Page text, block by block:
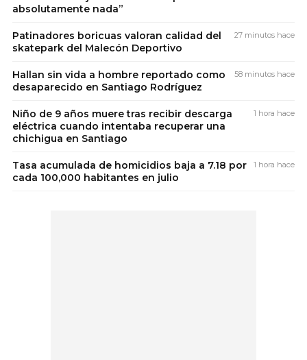
absolutamente nada”
Patinadores boricuas valoran calidad del
skatepark del Malecón Deportivo
27 minutos hace
Hallan sin vida a hombre reportado como
desaparecido en Santiago Rodríguez
58 minutos hace
Niño de 9 años muere tras recibir descarga
eléctrica cuando intentaba recuperar una
chichigua en Santiago
1 hora hace
Tasa acumulada de homicidios baja a 7.18 por
cada 100,000 habitantes en julio
1 hora hace